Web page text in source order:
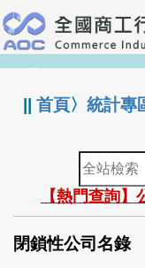
跳
到
主
要
:::
||首頁〉統計專
全
站
檢
索
【熱門查詢
閉鎖性公司名錄